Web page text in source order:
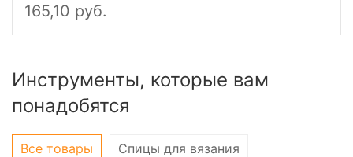
165,10 руб.
Инструменты, которые вам
понадобятся
Все товары Спицы для вязания